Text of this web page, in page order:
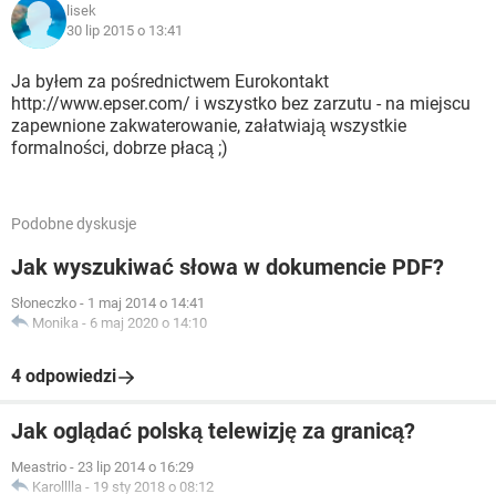
lisek
30 lip 2015 o 13:41
Ja byłem za pośrednictwem Eurokontakt
http://www.epser.com/ i wszystko bez zarzutu - na miejscu
zapewnione zakwaterowanie, załatwiają wszystkie
formalności, dobrze płacą ;)
Podobne dyskusje
Jak wyszukiwać słowa w dokumencie PDF?
Słoneczko - 1 maj 2014 o 14:41
Monika - 6 maj 2020 o 14:10
4 odpowiedzi
Jak oglądać polską telewizję za granicą?
Meastrio - 23 lip 2014 o 16:29
Karolllla - 19 sty 2018 o 08:12